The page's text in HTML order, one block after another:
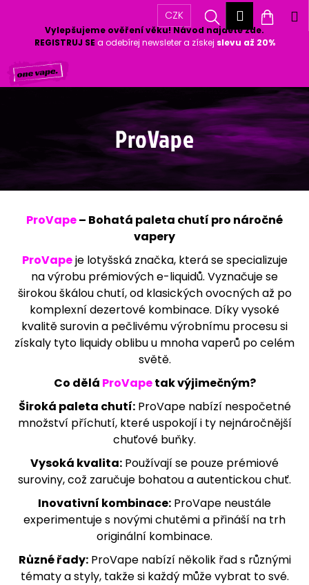
Vylepšujeme ověření věku! Návod najdete zde.
REGISTRUJ SE a odebírej newsleter a získej slevu až 20%
Přejít
CZK Hledat
košík
ProVape
ProVape– Bohatá paleta chutí pro náročné
vapery
ProVapeje lotyšská značka, která se specializuje
na výrobu prémiových e-liquidů. Vyznačuje se
širokou škálou chutí, od klasických ovocných až po
komplexní dezertové kombinace. Díky vysoké
kvalitě surovin a pečlivému výrobnímu procesu si
získaly tyto liquidy oblibu u mnoha vaperů po celém
světě.
Co dělá ProVapetak výjimečným?
Široká paleta chutí:ProVape nabízí nespočetné
množství příchutí, které uspokojí i ty nejnáročnější
chuťové buňky.
Vysoká kvalita: Používají se pouze prémiové
suroviny, což zaručuje bohatou a autentickou chuť.
Inovativní kombinace: ProVape neustále
experimentuje s novými chutěmi a přináší na trh
originální kombinace.
Různé řady:ProVape nabízí několik řad s různými
tématy a styly, takže si každý může vybrat to své.
Zpět
Zpět
C
o
b
n
í
HLEDAT
u